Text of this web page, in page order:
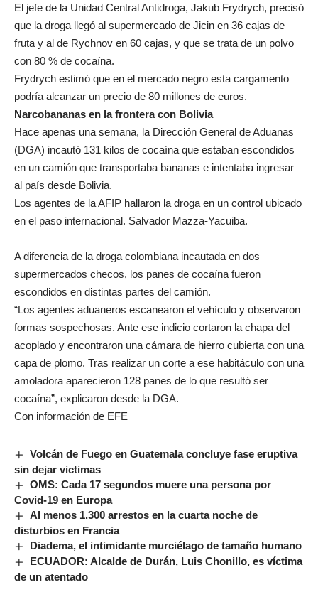
El jefe de la Unidad Central Antidroga, Jakub Frydrych, precisó
que la droga llegó al supermercado de Jicin en 36 cajas de
fruta y al de Rychnov en 60 cajas, y que se trata de un polvo
con 80 % de cocaína.
Frydrych estimó que en el mercado negro esta cargamento
podría alcanzar un precio de 80 millones de euros.
Narcobananas en la frontera con Bolivia
Hace apenas una semana, la Dirección General de Aduanas
(DGA) incautó 131 kilos de cocaína que estaban escondidos
en un camión que transportaba bananas e intentaba ingresar
al país desde Bolivia.
Los agentes de la AFIP hallaron la droga en un control ubicado
en el paso internacional. Salvador Mazza-Yacuiba.
A diferencia de la droga colombiana incautada en dos
supermercados checos, los panes de cocaína fueron
escondidos en distintas partes del camión.
“Los agentes aduaneros escanearon el vehículo y observaron
formas sospechosas. Ante ese indicio cortaron la chapa del
acoplado y encontraron una cámara de hierro cubierta con una
capa de plomo. Tras realizar un corte a ese habitáculo con una
amoladora aparecieron 128 panes de lo que resultó ser
cocaína”, explicaron desde la DGA.
Con información de EFE
Volcán de Fuego en Guatemala concluye fase eruptiva
sin dejar victimas
OMS: Cada 17 segundos muere una persona por
Covid-19 en Europa
Al menos 1.300 arrestos en la cuarta noche de
disturbios en Francia
Diadema, el intimidante murciélago de tamaño humano
ECUADOR: Alcalde de Durán, Luis Chonillo, es víctima
de un atentado